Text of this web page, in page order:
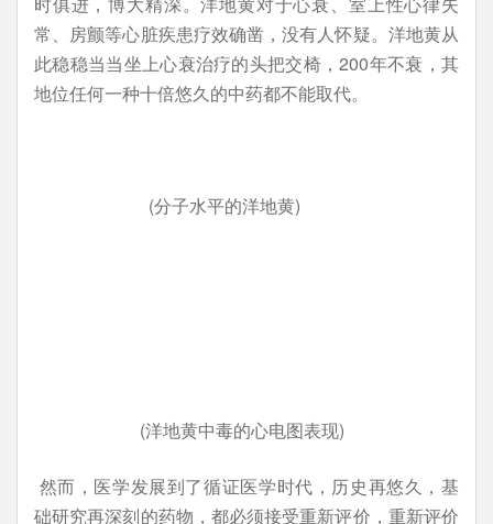
常、房颤等心脏疾患疗效确凿，没有人怀疑。洋地黄从
此稳稳当当坐上心衰治疗的头把交椅，200年不衰，其
地位任何一种十倍悠久的中药都不能取代。
(分子水平的洋地黄)
(洋地黄中毒的心电图表现)
然而，医学发展到了循证医学时代，历史再悠久，基
础研究再深刻的药物，都必须接受重新评价，重新评价